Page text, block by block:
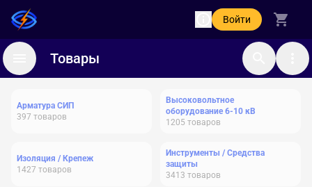
Войти
Товары
Арматура СИП
397 товаров
Высоковольтное
оборудование 6-10 кВ
1205 товаров
Изоляция / Крепеж
1427 товаров
Инструменты / Средства
защиты
3413 товаров